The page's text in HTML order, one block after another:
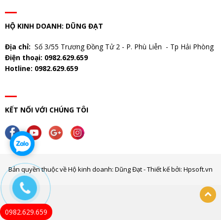
HỘ KINH DOANH: DŨNG ĐẠT
Địa chỉ: Số 3/55 Trương Đồng Tử 2 - P. Phù Liễn - Tp Hải Phòng
Điện thoại: 0982.629.659
Hotline: 0982.629.659
KẾT NỐI VỚI CHÚNG TÔI
Bản quyền thuộc về Hộ kinh doanh: Dũng Đạt - Thiết kế bởi: Hpsoft.vn
0982.629.659